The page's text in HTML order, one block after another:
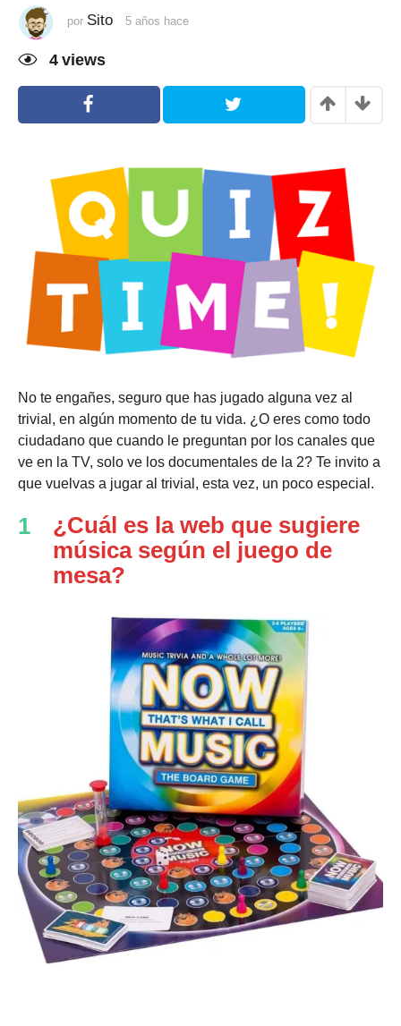
por Sito 5 años hace
h
e
4 views
No te engañes, seguro que has jugado alguna vez al
trivial, en algún momento de tu vida. ¿O eres como todo
ciudadano que cuando le preguntan por los canales que
ve en la TV, solo ve los documentales de la 2? Te invito a
que vuelvas a jugar al trivial, esta vez, un poco especial.
1
¿Cuál es la web que sugiere
música según el juego de
mesa?